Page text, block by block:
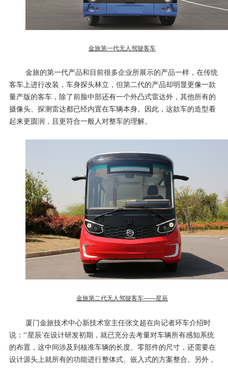
金旅第一代无人驾驶客车
金旅的第一代产品和目前很多企业所展示的产品一样，在传统
客车上进行改装，车身探头林立，但第二代的产品却明显更像一款
量产版的客车，除了前脸中部还有一个外凸式雷达外，其他所有的
摄像头、探测雷达都已经内置在车辆本身。因此，这款车的造型看
起来更圆润，且更符合一般人对整车的理解。
金旅第二代无人驾驶客车——星辰
厦门金旅技术中心新技术室主任张文超在向记者环车介绍时
说：“‘星辰’在设计研发初期，就已充分去考量对车辆所有感知系统
的布置，这中间涉及到核准车辆的长度、零部件的尺寸，还需要在
设计源头上就所有的功能进行整体式、嵌入式的方案整合。另外，